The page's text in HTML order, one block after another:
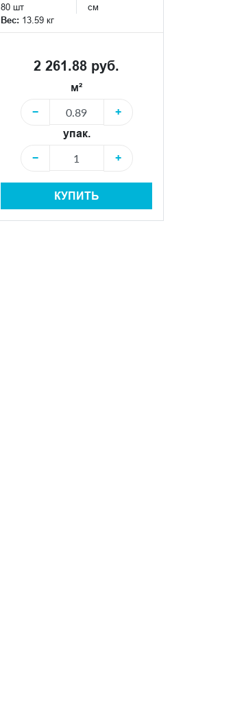
80 шт
см
Вес: 13.59 кг
2 261.88 руб.
м²
−
+
упак.
−
+
КУПИТЬ